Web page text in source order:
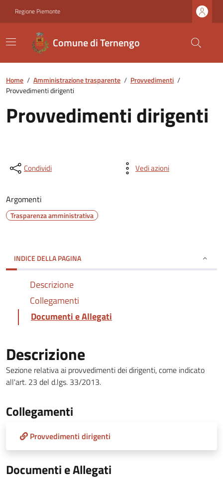
Regione Piemonte
Comune di Ternengo
Home / Amministrazione trasparente / Provvedimenti /
Provvedimenti dirigenti
Provvedimenti dirigenti
Condividi Vedi azioni
Argomenti
Trasparenza amministrativa
INDICE DELLA PAGINA
Descrizione
Collegamenti
Documenti e Allegati
Descrizione
Sezione relativa ai provvedimenti dei dirigenti, come indicato
all'art. 23 del d.lgs. 33/2013.
Collegamenti
Provvedimenti dirigenti
Documenti e Allegati